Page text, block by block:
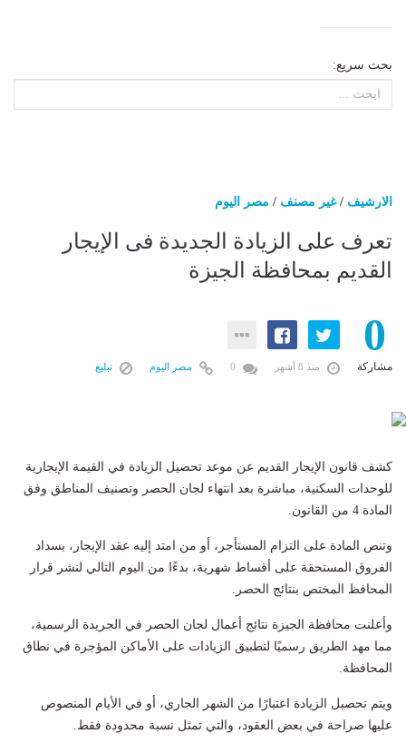
بحث سريع:
الارشيف /غير مصنف / مصر اليوم
تعرف على الزيادة الجديدة فى الإيجار
القديم بمحافظة الجيزة
0
مشاركة منذ 8 أشهر مصر اليوم تبليغ
كشف قانون الإيجار القديم عن موعد تحصيل الزيادة في القيمة الإيجارية
للوحدات السكنية، مباشرة بعد انتهاء لجان الحصر وتصنيف المناطق وفق
المادة 4 من القانون.
وتنص المادة على التزام المستأجر، أو من امتد إليه عقد الإيجار، بسداد
الفروق المستحقة على أقساط شهرية، بدءًا من اليوم التالي لنشر قرار
المحافظ المختص بنتائج الحصر.
وأعلنت محافظة الجيزة نتائج أعمال لجان الحصر في الجريدة الرسمية،
مما مهد الطريق رسميًا لتطبيق الزيادات على الأماكن المؤجرة في نطاق
المحافظة.
ويتم تحصيل الزيادة اعتبارًا من الشهر الجاري، أو في الأيام المنصوص
عليها صراحة في بعض العقود، والتي تمثل نسبة محدودة فقط.